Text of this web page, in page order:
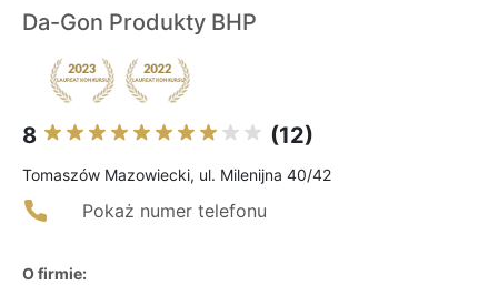
Da-Gon Produkty BHP
8 (12)
Tomaszów Mazowiecki, ul. Milenijna 40/42
Pokaż numer telefonu
O firmie: